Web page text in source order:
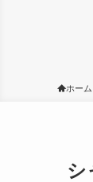
ホーム
シ